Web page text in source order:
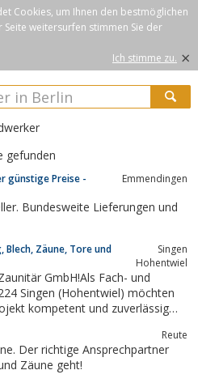
Cookies, um Ihnen den bestmöglichen
Seite weitersurfen stimmen Sie der
Ich stimme zu. ×
gefunden
günstige Preise -
Emmendingen
Bundesweite Lieferungen und
Blech, Zäune, Tore und
Singen
Hohentwiel
GmbH!Als Fach- und
Singen (Hohentwiel) möchten
kompetent und zuverlässig
unsere Leistungen aus. Sowohl
Reute
Der richtige Ansprechpartner
Zäune geht!